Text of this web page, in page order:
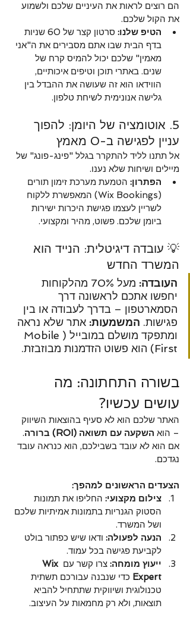
הם רוצים לראות את העיניים שלכם ולשמוע
את הקול שלכם.
הטיפ שלנו:
סרטון קצר של 60 שניות
בדף הבית שבו אתם מסבירים את ה"אני
מאמין" שלכם יכול להמיס קרח של
שנים. באתרי תוכן וטיפים איכותיים,
הווידאו הוא זה שעושה את ההבדל בין
גלישה אנונימית לשיחת טלפון.
5. אוטומציה של היומן: להפוך
עניין לפגישה ב-0 מאמץ
אל תתנו לליד להתקרר בגלל "פינג-פונג" של
מיילים ושיחות שלא נענו.
הפתרון: הטמעת מערכת זימון תורים
(Wix Bookings) המאפשרת ללקוח
לשריין לעצמו פגישת היכרות ישירות
ביומן שלכם. פשוט, מהיר ומקצועי.
💡 עובדה דיגיטלית: הנייד הוא
המשרד החדש
העובדה:
מעל 70% מהלקוחות
יחפשו אתכם לראשונה דרך
הסמארטפון – בדרך לעבודה או בין
פגישות. המשמעות: אתר שלא נראה
ומתפקד מושלם במובייל (Mobile
First) הוא פשוט הזדמנות מבוזבזת.
בשורה התחתונה: מה
עושים עכשיו?
האתר שלכם הוא לא סעיף בהוצאות השיווק
– הוא השקעה עם תשואה (ROI) ברורה
.
אם הוא לא עובד בשבילכם, הוא כנראה עובד
נגדכם.
הצעדים הראשונים למהפך:
צילום מקצועי: החליפו את תמונות
הסטוק הגנריות בתמונות אמיתיות שלכם
ושל המשרד.
הנעה לפעולה: ודאו שיש כפתור בולט
לקביעת פגישה בכל עמוד.
ייעוץ מומחה: צרו קשר עם Wix
Expert כדי שנבנה עבורכם תשתית
טכנולוגית ושיווקית שתתחיל להביא
תוצאות, ולא רק מחמאות על העיצוב.